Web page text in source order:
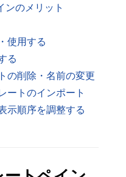
ンのメリット
使用する
る
の削除・名前の変更
ートのインポート
示順序を調整する